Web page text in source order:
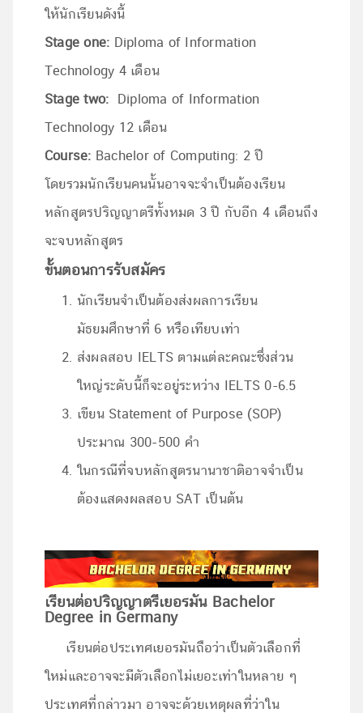
ให้นักเรียนดังนี้
Stage one: Diploma of Information
Technology 4 เดือน
Stage two: Diploma of Information
Technology 12 เดือน
Course: Bachelor of Computing: 2 ปี
โดยรวมนักเรียนคนนั้นอาจจะจำเป็นต้องเรียน
หลักสูตรปริญญาตรีทั้งหมด 3 ปี กับอีก 4 เดือนถึง
จะจบหลักสูตร
ขั้นตอนการรับสมัคร
นักเรียนจำเป็นต้องส่งผลการเรียน
มัธยมศึกษาที่ 6 หรือเทียบเท่า
ส่งผลสอบ IELTS ตามแต่ละคณะซึ่งส่วน
ใหญ่ระดับนี้ก็จะอยู่ระหว่าง IELTS 0-6.5
เขียน Statement of Purpose (SOP)
ประมาณ 300-500 คำ
ในกรณีที่จบหลักสูตรนานาชาติอาจจำเป็น
ต้องแสดงผลสอบ SAT เป็นต้น
เรียนต่อปริญญาตรีเยอรมัน Bachelor
Degree in Germany
เรียนต่อประเทศเยอรมันถือว่าเป็นตัวเลือกที่
ใหม่และอาจจะมีตัวเลือกไม่เยอะเท่าในหลาย ๆ
ประเทศที่กล่าวมา อาจจะด้วยเหตุผลที่ว่าใน